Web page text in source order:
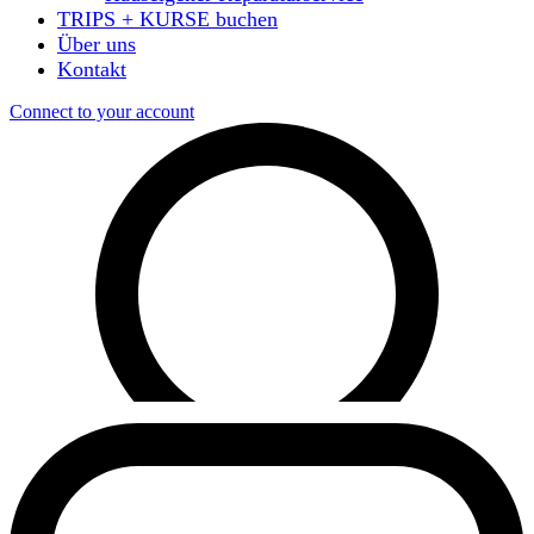
TRIPS + KURSE buchen
Über uns
Kontakt
Connect to your account